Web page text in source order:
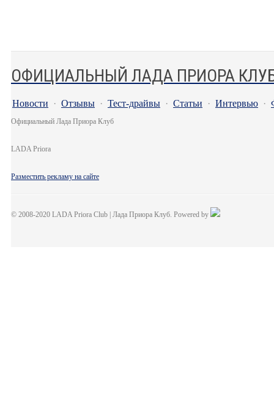
ОФИЦИАЛЬНЫЙ ЛАДА ПРИОРА
Новости · Отзывы · Тест-драйвы · Статьи · Интервью ·
Официальный Лада Приора Клуб
LADA Priora
Разместить рекламу на сайте
© 2008-2020 LADA Priora Club | Лада Приора Клуб. Powered by